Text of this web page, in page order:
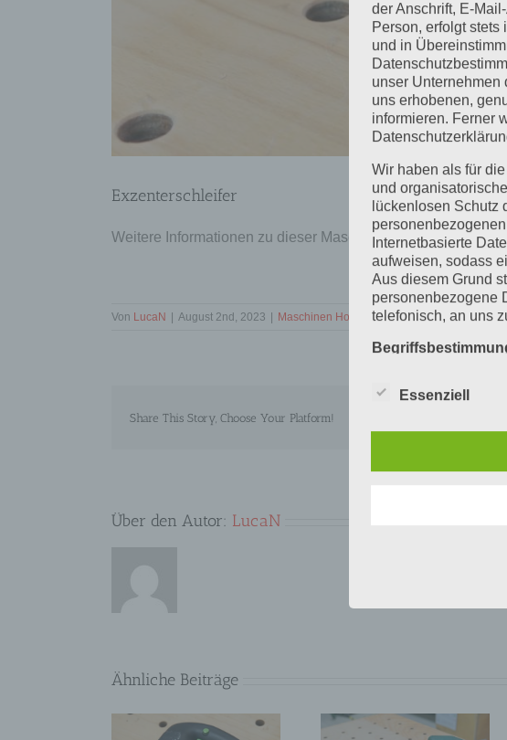
Exzenterschleifer
Weitere Informationen zu dieser Maschine findest du in
Von LucaN August 2nd, 2023 Maschinen Holzwerkstatt | Kommentare
Share This Story, Choose Your Platform!
Über den Autor: LucaN
Ähnliche Beiträge
der Anschrift, E-
Person, erfolgt
und in
unser Unternehmen
uns erhobenen,
informieren. Ferner
Wir haben als für
und
lückenlosen Schutz
Internetbasierte
aufweisen, sodass
Aus diesem Grund
personenbezogene
telefonisch, an uns
Europäischen
Kunden und
dies zu
a)
einem oder
physischen,
Essenziell